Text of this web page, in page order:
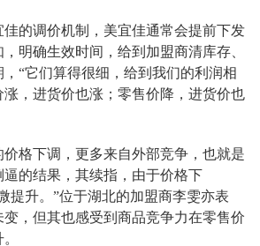
的调价机制，美宜佳通常会提前下发
明确生效时间，给到加盟商清库存、
“它们算得很细，给到我们的利润相
，进货价也涨；零售价降，进货价也
格下调，更多来自外部竞争，也就是
的结果，其续指，由于价格下
提升。”位于湖北的加盟商李雯亦表
，但其也感受到商品竞争力在零售价